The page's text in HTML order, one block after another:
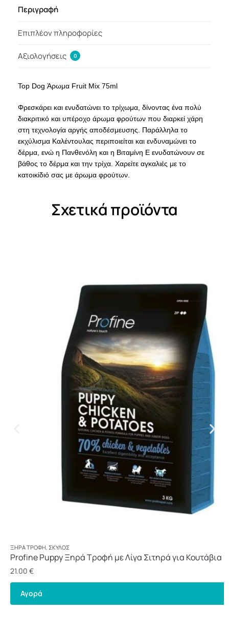
Περιγραφή
Επιπλέον πληροφορίες
Αξιολογήσεις 0
Top Dog Άρωμα Fruit Mix 75ml
Φρεσκάρει και ενυδατώνει το τρίχωμα, δίνοντας ένα πολύ
διακριτικό και υπέροχο άρωμα φρούτων που διαρκεί χάρη
στη τεχνολογία αργής αποδέσμευσης. Παράλληλα το
εκχύλισμα Καλέντουλας περιποιείται και ενδυναμώνει το
δέρμα, ενώ η Πανθενόλη και η Βιταμίνη Ε ενυδατώνουν σε
βάθος το δέρμα και την τρίχα. Χαρείτε αγκαλιές με το
κατοικίδιό σας με άρωμα φρούτων.
Σχετικά προϊόντα
ΞΗΡΆ ΤΡΟΦΉ ΣΚΎΛΟΣ
Profine Puppy Ξηρά Τροφή με Λίγα Σιτηρά για Κουτάβια
3kg
21.00 €
Αγορά